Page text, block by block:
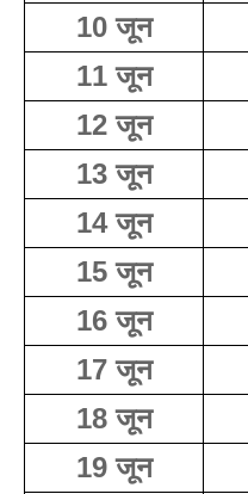
10 जून
11 जून
12 जून
13 जून
14 जून
15 जून
16 जून
17 जून
18 जून
19 जून